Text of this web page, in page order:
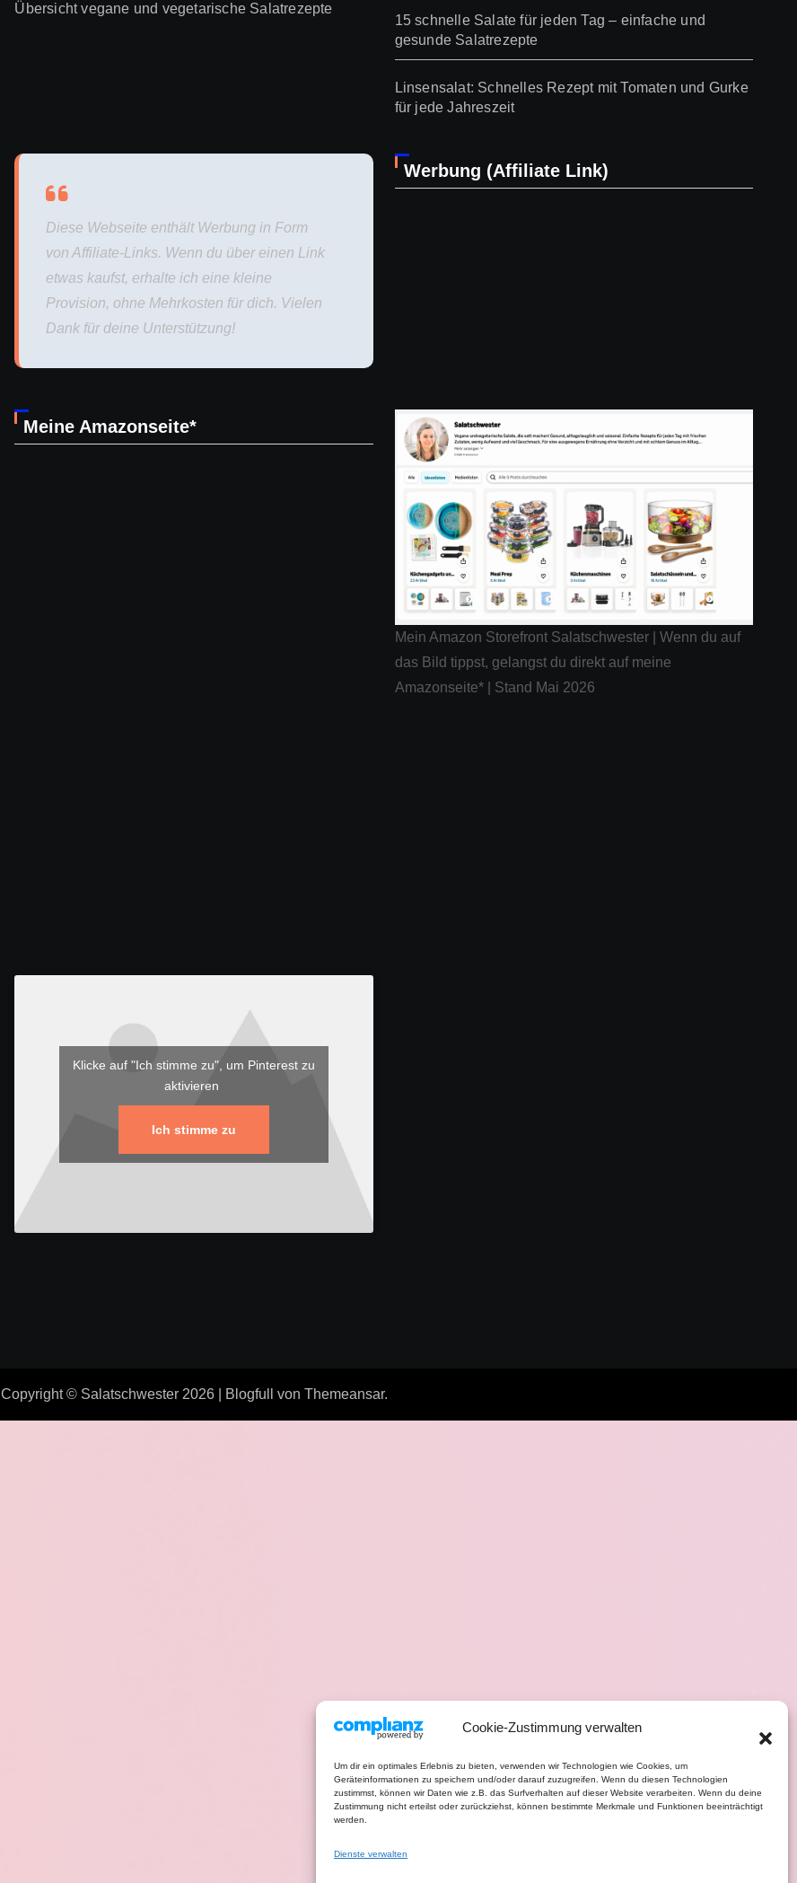
Cookie-Zustimmung verwalten
Um dir ein optimales Erlebnis zu bieten, verwenden wir Technologien wie Cookies, um
Geräteinformationen zu speichern und/oder darauf zuzugreifen. Wenn du diesen Technologien
zustimmst, können wir Daten wie z.B. das Surfverhalten auf dieser Website verarbeiten. Wenn du deine
Zustimmung nicht erteilst oder zurückziehst, können bestimmte Merkmale und Funktionen beeinträchtigt
werden.
Dienste verwalten
Übersicht vegane und vegetarische Salatrezepte
15 schnelle Salate für jeden Tag – einfache und
gesunde Salatrezepte
Linsensalat: Schnelles Rezept mit Tomaten und Gurke
für jede Jahreszeit
Diese Webseite enthält Werbung in Form
von Affiliate-Links. Wenn du über einen Link
etwas kaufst, erhalte ich eine kleine
Provision, ohne Mehrkosten für dich. Vielen
Dank für deine Unterstützung!
Werbung (Affiliate Link)
Meine Amazonseite*
Mein Amazon Storefront Salatschwester | Wenn du auf
das Bild tippst, gelangst du direkt auf meine
Amazonseite* | Stand Mai 2026
Klicke auf "Ich stimme zu", um Pinterest zu
aktivieren
Ich stimme zu
Copyright © Salatschwester 2026 Blogfull von Themeansar.